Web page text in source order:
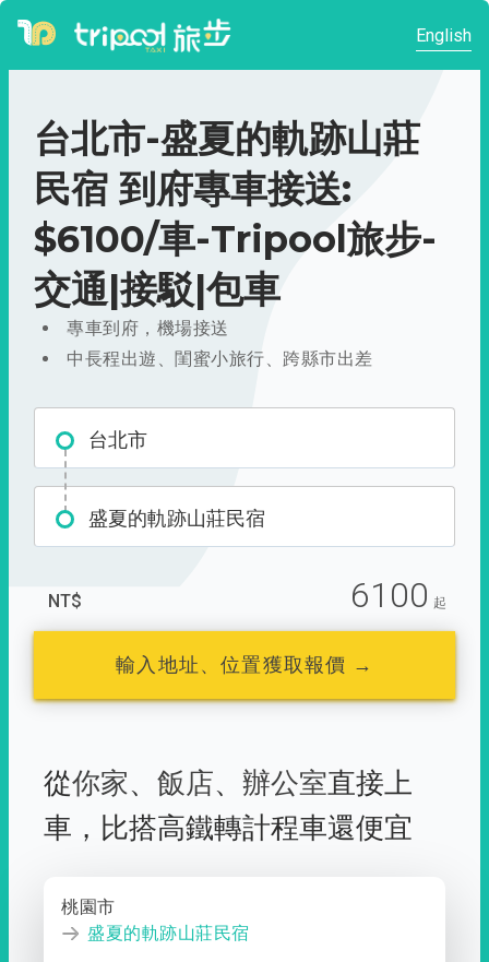
English
台北市-盛夏的軌跡山莊
民宿 到府專車接送:
$6100/車-Tripool旅步-
交通|接駁|包車
專車到府，機場接送
中長程出遊、閨蜜小旅行、跨縣市出差
台北市
盛夏的軌跡山莊民宿
NT$ 6100 起
輸入地址、位置獲取報價 →
從你家、 飯店、 辦公室直接上
車， 比搭高鐵轉計程車還便宜
桃園市
盛夏的軌跡山莊民宿